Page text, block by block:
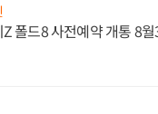
폴드8 사전예약 개통 8